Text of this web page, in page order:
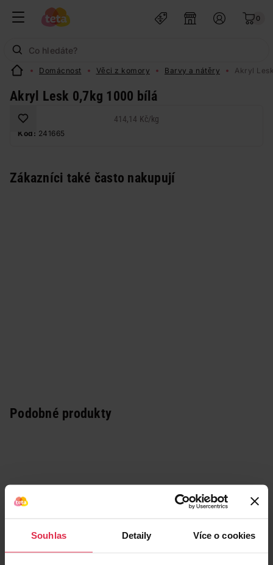
Souhlas Detaily Více o cookies
0
Domácnost Věci z komory Barvy a nátěry Akryl
Akryl Lesk 0,7kg 1000 bílá
414,14 Kč/kg
Kód: 241665
Zákazníci také často nakupují
Podobné produkty